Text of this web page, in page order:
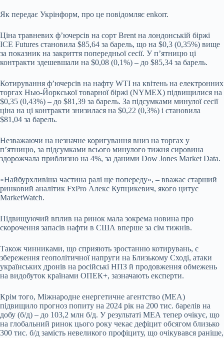
Як передає Укрінформ, про це повідомляє enkorr.
Ціна травневих ф’ючерсів на сорт Brent на лондонській біржі
ICE Futures становила $85,64 за барель, що на $0,3 (0,35%) вище
за показник на закриття попередньої сесії. У п’ятницю ці
контракти здешевшали на $0,08 (0,1%) – до $85,34 за барель.
Котирування ф’ючерсів на нафту WTI на квітень на електронних
торгах Нью-Йоркської товарної біржі (NYMEX) підвищилися на
$0,35 (0,43%) – до $81,39 за барель. За підсумками минулої сесії
ціна на ці контракти знизилася на $0,22 (0,3%) і становила
$81,04 за барель.
Незважаючи на незначне коригування вниз на торгах у
п’ятницю, за підсумками всього минулого тижня сировина
здорожчала приблизно на 4%, за даними Dow Jones Market Data.
«Найбурхливіша частина ралі ще попереду», – вважає старший
ринковий аналітик FxPro Алекс Купцикевич, якого цитує
MarketWatch.
Підвищуючий вплив на ринок мала зокрема новина про
скорочення запасів нафти в США вперше за сім тижнів.
Також чинниками, що сприяють зростанню котирувань, є
збереження геополітичної напруги на Близькому Сході, атаки
українських дронів на російські НПЗ й продовження обмежень
на видобуток країнами ОПЕК+, зазначають експерти.
Крім того, Міжнародне енергетичне агентство (МЕА)
підвищило прогноз попиту на 2024 рік на 200 тис. барелів на
добу (б/д) – до 103,2 млн б/д. У результаті МЕА тепер очікує, що
на глобальний ринок цього року чекає дефіцит обсягом близько
300 тис. б/д замість невеликого профіциту, що очікувався раніше,